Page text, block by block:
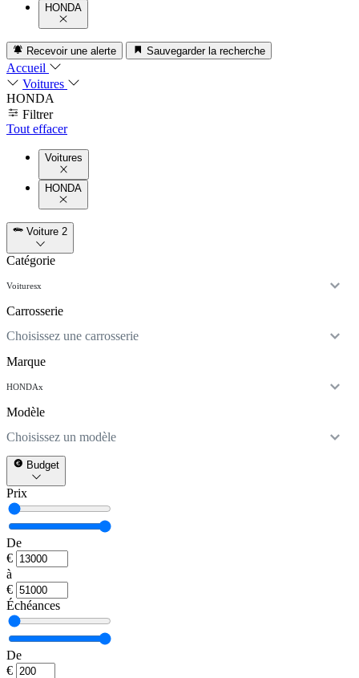
HONDA
Recevoir une alerte Sauvegarder la recherche
Accueil
Voitures
HONDA
Filtrer
Tout effacer
Voitures
HONDA
Voiture 2
Catégorie
Voituresx
Carrosserie
Choisissez une carrosserie
Marque
HONDAx
Modèle
Choisissez un modèle
Budget
Prix
De
€
à
€
Échéances
De
€